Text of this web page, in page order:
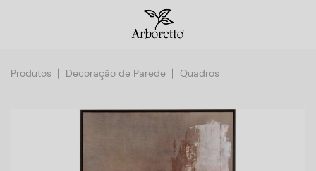
Produtos Decoração de Parede Quadros